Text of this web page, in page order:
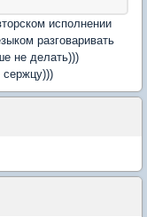
исполнении
разговаривать
не делать)))
сержцу)))